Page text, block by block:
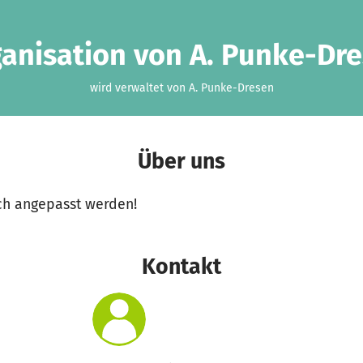
von A. Punke-
wird verwaltet von A. Punke-Dresen
Über uns
angepasst werden!
Kontakt